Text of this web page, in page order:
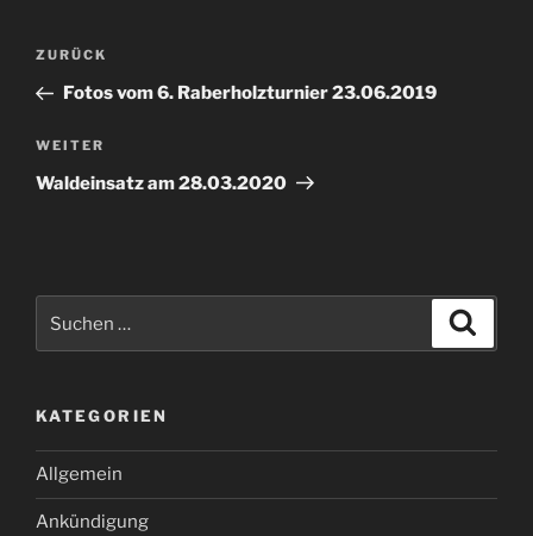
Beitragsnavigation
Vorheriger
Beitrag
ZURÜCK
Fotos vom 6. Raberholzturnier 23.06.2019
Nächster
Beitrag
WEITER
Waldeinsatz am 28.03.2020
nach:
KATEGORIEN
Allgemein
Ankündigung